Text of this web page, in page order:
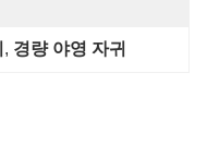
, 경량 야영 자귀